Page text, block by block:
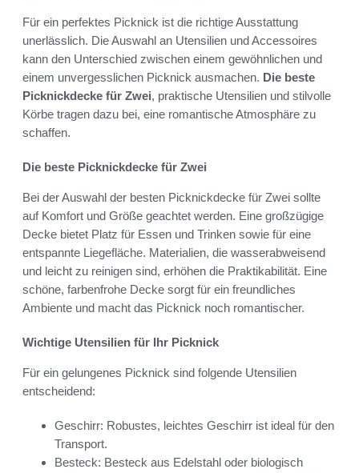
Für ein perfektes Picknick ist die richtige Ausstattung
unerlässlich. Die Auswahl an Utensilien und Accessoires
kann den Unterschied zwischen einem gewöhnlichen und
einem unvergesslichen Picknick ausmachen. Die beste
Picknickdecke für Zwei, praktische Utensilien und stilvolle
Körbe tragen dazu bei, eine romantische Atmosphäre zu
schaffen.
Die beste Picknickdecke für Zwei
Bei der Auswahl der besten Picknickdecke für Zwei sollte
auf Komfort und Größe geachtet werden. Eine großzügige
Decke bietet Platz für Essen und Trinken sowie für eine
entspannte Liegefläche. Materialien, die wasserabweisend
und leicht zu reinigen sind, erhöhen die Praktikabilität. Eine
schöne, farbenfrohe Decke sorgt für ein freundliches
Ambiente und macht das Picknick noch romantischer.
Wichtige Utensilien für Ihr Picknick
Für ein gelungenes Picknick sind folgende Utensilien
entscheidend:
Geschirr: Robustes, leichtes Geschirr ist ideal für den
Transport.
Besteck: Besteck aus Edelstahl oder biologisch